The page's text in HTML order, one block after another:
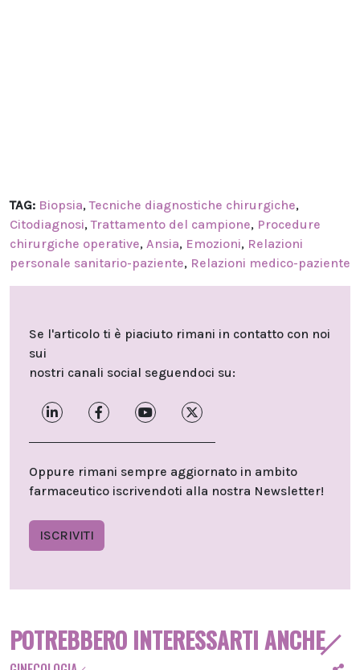
TAG: Biopsia,Tecniche diagnostiche chirurgiche,
Citodiagnosi,Trattamento del campione, Procedure
chirurgiche operative, Ansia, Emozioni, Relazioni
personale sanitario-paziente, Relazioni medico-paziente
Se l'articolo ti è piaciuto rimani in contatto con noi
sui
nostri canali social seguendoci su:
Oppure rimani sempre aggiornato in ambito
farmaceutico iscrivendoti alla nostra Newsletter!
ISCRIVITI
POTREBBERO INTERESSARTI ANCHE